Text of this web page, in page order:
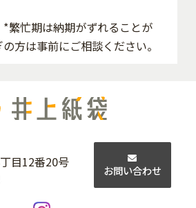
繁忙期は納期がずれることが
方は事前にご相談ください。
目12番20号
お問い合わせ